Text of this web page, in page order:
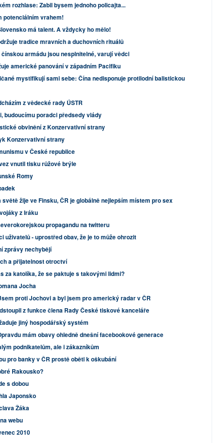
rozhlase: Zabil bysem jednoho policajta...
potenciálním vrahem!
má talent. A vždycky ho mělo!
tradice mravních a duchovních rituálů
armádu jsou nesplnitelné, varují vědci
americké panování v západním Pacifiku
mystifikují sami sebe: Čína nedisponuje protilodní balistickou
z vědecké rady ÚSTR
budoucímu poradci předsedy vlády
obvinění z Konzervativní strany
Konzervativní strany
v České republice
vnutil tisku růžové brýle
Romy
světě žije ve Finsku, ČR je globálně nejlepším místem pro sex
z Iráku
propagandu na twitteru
uživatelů - uprostřed obav, že je to může ohrozit
zprávy nechybějí
a přijatelnost otroctví
za katolíka, že se paktuje s takovými lidmi?
Jocha
proti Jochovi a byl jsem pro americký radar v ČR
z funkce člena Rady České tiskové kanceláře
jiný hospodářský systém
mám obavy ohledně dnešní facebookové generace
podnikatelům, ale i zákazníkům
pro banky v ČR prostě oběti k oškubání
Rakousko?
s dobou
Japonsko
Žáka
webu
2010